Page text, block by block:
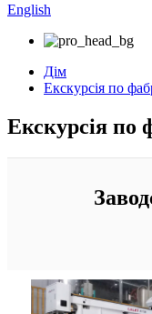
English
Дім
Екскурсія по
Екскурсія по